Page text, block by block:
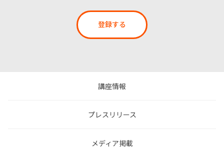
登録する
講座情報
プレスリリース
メディア掲載